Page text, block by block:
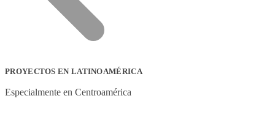
PROYECTOS EN LATINOAMÉRICA
Especialmente en Centroamérica